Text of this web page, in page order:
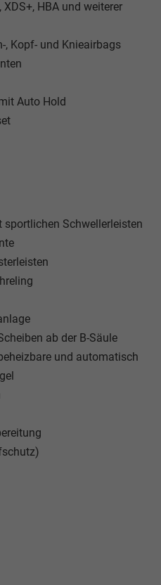
XDS+, HBA und weiterer
, Kopf- und Knieairbags
Auto Hold
Schwellerleisten
ab der B-Säule
und automatisch